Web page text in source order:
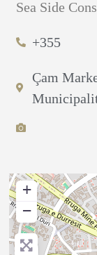
Sea Side
+355
Çam
+
−